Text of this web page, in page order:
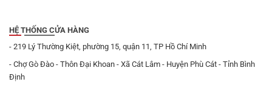
HỆ THỐNG CỬA HÀNG
- 219 Lý Thường Kiệt, phường 15, quận 11, TP Hồ Chí Minh
- Chợ Gò Đào - Thôn Đại Khoan - Xã Cát Lâm - Huyện Phù Cát - Tỉnh Bình
Định